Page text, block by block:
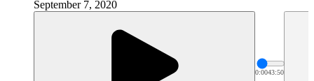
September 7, 2020
0:0043:50